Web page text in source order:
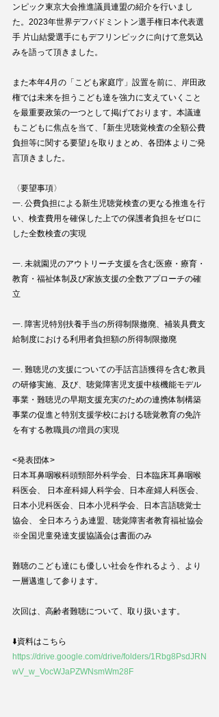
ンピック東京大会推進議員連盟の紹介を行いまし
た。2023年世界デフバドミントン選手権日本代表選
手 片山結愛選手にもデフリンピックに向けて意気込
みを語って頂きました。
また本年4月の「こども家庭庁」設置を前に、岸田政
権では未来を担うこども達を強力に支えていくこと
を最重要政策の一つとして掲げております。本議連
もこどもに焦点を当て、｢新生児聴覚検査の全額公費
負担等に関する要望｣を取りまとめ、各団体よりご発
言頂きました。
〈要望事項〉
一. 公費負担による新生児聴覚検査の更なる推進を行
い、検査費用を確保した上での保護者負担をゼロに
した全数検査の実現
一. 未就園児のアウトリーチ支援を含む医療・療育・
教育・福祉体制及び家族支援の全数アプローチの確
立
一. 障害児特別扶養手当の所得制限撤廃、補装具費支
給制度における利用者負担額の所得制限撤廃
一. 難聴児の支援についての手話言語獲得を含む教員
の研修実施、及び、聴覚障害児支援中核機能モデル
事業・難聴児の早期支援充実のための連携体制構築
事業の促進と特別支援学校における聴覚教育の免許
を有する教職員の増員の実現
<発表団体>
日本耳鼻咽喉科頭頸部外科学会、日本臨床耳鼻咽喉
科医会、 日本産科婦人科学会、日本産婦人科医会、
日本小児科医会、日本小児科学会、日本言語聴覚士
協会、 全日本ろうあ連盟、聴覚障害者教育福祉協会
※全国児童発達支援協議会は書面のみ
難聴のこども達にも優しい社会を作れるよう、より
一層邁進して参ります。
次回は、高齢者難聴について、取り扱います。
⬇️資料はこちら
https://drive.google.com/drive/folders/1Rbg8PsdJRN
wV_w_VocWJaPZWNsmWm28F